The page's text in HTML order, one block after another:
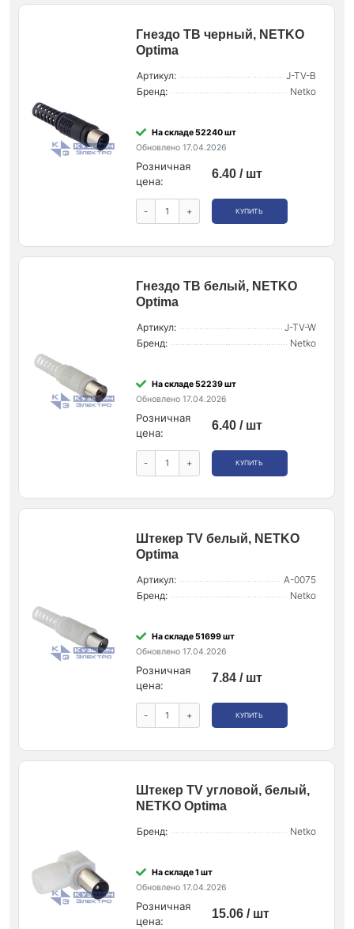
Гнездо ТВ черный, NETKO
Optima
Артикул:
J-TV-B
Бренд:
Netko
На складе 52240 шт
Обновлено 17.04.2026
Розничная
цена:
6.40 / шт
- + КУПИТЬ
Гнездо ТВ белый, NETKO
Optima
Артикул:
J-TV-W
Бренд:
Netko
На складе 52239 шт
Обновлено 17.04.2026
Розничная
цена:
6.40 / шт
- + КУПИТЬ
Штекер ТV белый, NETKO
Optima
Артикул:
A-0075
Бренд:
Netko
На складе 51699 шт
Обновлено 17.04.2026
Розничная
цена:
7.84 / шт
- + КУПИТЬ
Штекер ТV угловой, белый,
NETKO Optima
Бренд: Netko
На складе 1 шт
Обновлено 17.04.2026
Розничная
цена:
15.06 / шт